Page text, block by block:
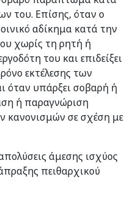
του. Επίσης, όταν ο
αδίκημα κατά την
χωρίς τη ρητή ή
του και επιδείξει
εκτέλεσης των
όταν υπάρξει σοβαρή ή
ή παραγνώριση
κανονισμών σε σχέση με
άμεσης ισχύος
πειθαρχικού